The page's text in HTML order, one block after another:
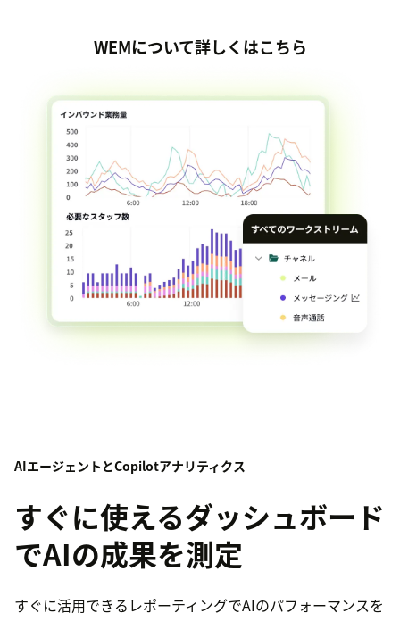
WEMについて詳しくはこちら
AIエージェントとCopilotアナリティクス
すぐに使えるダッシュボード
でAIの成果を測定
すぐに活用できるレポーティングでAIのパフォーマンスを